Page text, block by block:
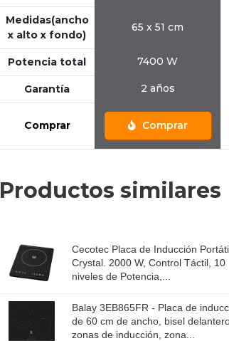
Medidas(ancho
x alto x fondo)
65 x 51 cm
Potencia total 7400 W
Garantía 2 años
Comprar Comprar
Productos similares
Cecotec Placa de Inducción
Crystal. 2000 W, Control Táctil, 10
niveles de Potencia,...
Balay 3EB865FR - Placa de
de 60 cm de ancho, bisel
zonas de inducción, zona...